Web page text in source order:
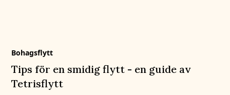
Bohagsflytt
Tips för en smidig flytt - en guide av
Tetrisflytt